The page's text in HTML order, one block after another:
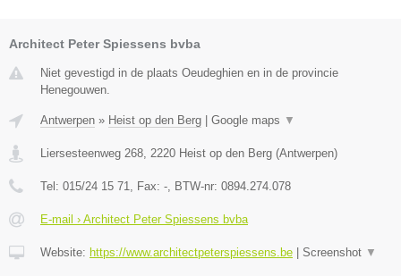
Architect Peter Spiessens bvba
Niet gevestigd in de plaats Oeudeghien en in de provincie
Henegouwen.
Antwerpen » Heist op den Berg | Google maps ▼
Liersesteenweg 268 2220 Heist op den Berg (Antwerpen)
Tel: 015/24 15 71 , Fax: - , BTW-nr: 0894.274.078
E-mail › Architect Peter Spiessens bvba
Website: https://www.architectpeterspiessens.be | Screenshot ▼